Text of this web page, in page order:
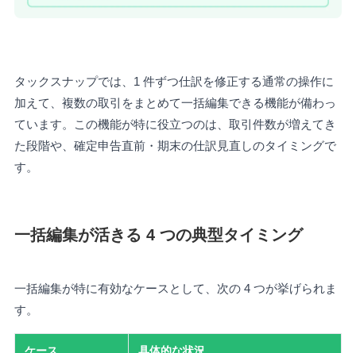
タックスナップでは、1 件ずつ仕訳を修正する通常の操作に
加えて、複数の取引をまとめて一括編集できる機能が備わっ
ています。この機能が特に役立つのは、取引件数が増えてき
た段階や、確定申告直前・期末の仕訳見直しのタイミングで
す。
一括編集が活きる 4 つの典型タイミング
一括編集が特に有効なケースとして、次の 4 つが挙げられま
す。
ケース 具体的な状況